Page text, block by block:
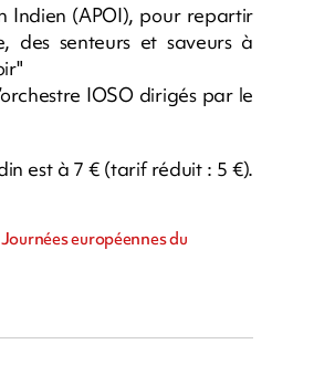
Indien (APOI), pour repartir
des senteurs et saveurs à
IOSO dirigés par le
est à 7 € (tarif réduit : 5 €).
européennes du